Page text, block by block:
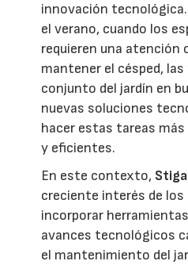
innovación
el verano, cuando los
requieren una atención
mantener el césped,
conjunto del jardín en
nuevas soluciones
hacer estas tareas
y eficientes.
En este contexto, Stiga
creciente interés de los
incorporar
avances tecnológicos
el mantenimiento del